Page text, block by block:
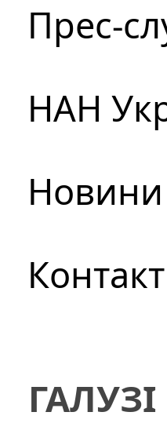
Прес-
НАН
Новини